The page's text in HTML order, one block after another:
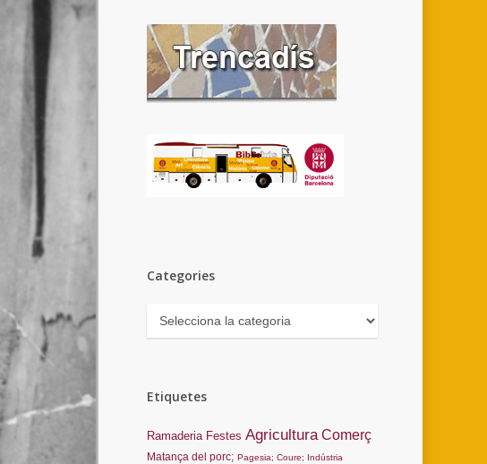
Categories
Categories
Etiquetes
Ramaderia Festes Agricultura Comerç
Matança del porc; Pagesia; Coure; Indústria